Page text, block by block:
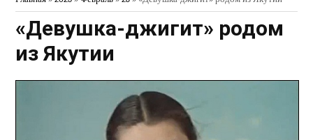
«Девушка-джигит» родом
из Якутии